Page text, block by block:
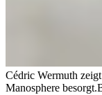
Cédric Wermuth
Manosphere besorgt.